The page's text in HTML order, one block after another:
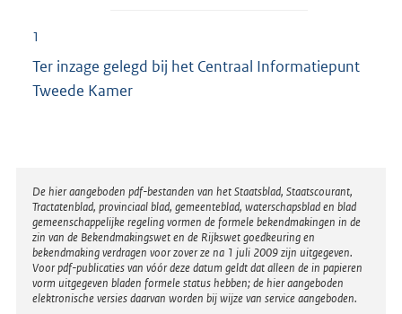
1
Ter inzage gelegd bij het Centraal Informatiepunt
Tweede Kamer
Disclaimer
De hier aangeboden pdf-bestanden van het Staatsblad, Staatscourant,
Tractatenblad, provinciaal blad, gemeenteblad, waterschapsblad en blad
gemeenschappelijke regeling vormen de formele bekendmakingen in de
zin van de Bekendmakingswet en de Rijkswet goedkeuring en
bekendmaking verdragen voor zover ze na 1 juli 2009 zijn uitgegeven.
Voor pdf-publicaties van vóór deze datum geldt dat alleen de in papieren
vorm uitgegeven bladen formele status hebben; de hier aangeboden
elektronische versies daarvan worden bij wijze van service aangeboden.